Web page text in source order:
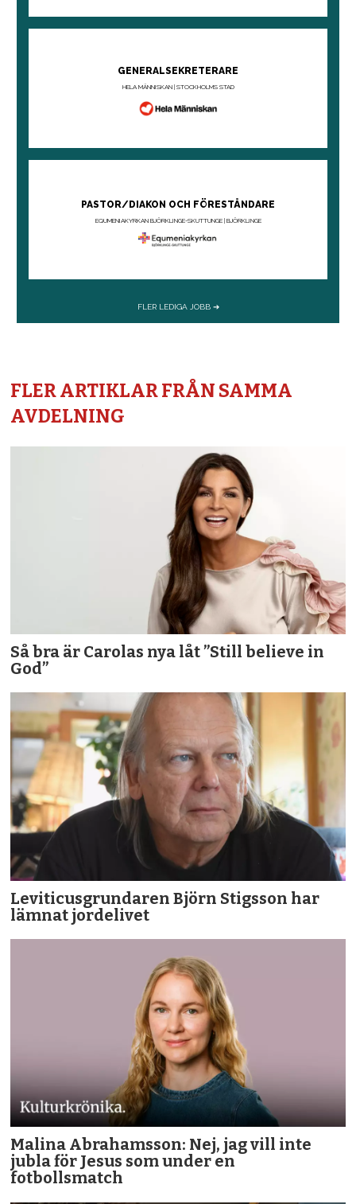
FLER ARTIKLAR FRÅN SAMMA
AVDELNING
Så bra är Carolas nya låt ”Still believe in
God”
Leviticusgrundaren Björn Stigsson har
lämnat jordelivet
Malina Abrahamsson: Nej, jag vill inte
jubla för Jesus som under en
fotbollsmatch